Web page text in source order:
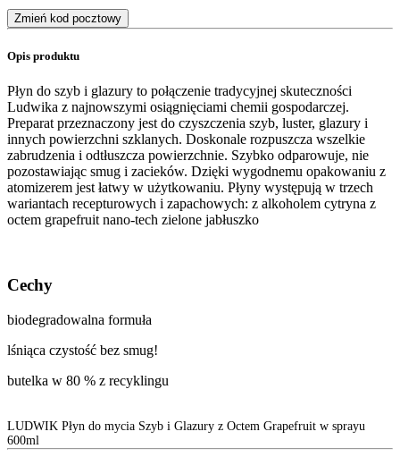
Zmień kod pocztowy
Opis produktu
Płyn do szyb i glazury to połączenie tradycyjnej skuteczności
Ludwika z najnowszymi osiągnięciami chemii gospodarczej.
Preparat przeznaczony jest do czyszczenia szyb, luster, glazury i
innych powierzchni szklanych. Doskonale rozpuszcza wszelkie
zabrudzenia i odtłuszcza powierzchnie. Szybko odparowuje, nie
pozostawiając smug i zacieków. Dzięki wygodnemu opakowaniu z
atomizerem jest łatwy w użytkowaniu. Płyny występują w trzech
wariantach recepturowych i zapachowych: z alkoholem cytryna z
octem grapefruit nano-tech zielone jabłuszko
Cechy
biodegradowalna formuła
lśniąca czystość bez smug!
butelka w 80 % z recyklingu
LUDWIK Płyn do mycia Szyb i Glazury z Octem Grapefruit w sprayu
600ml